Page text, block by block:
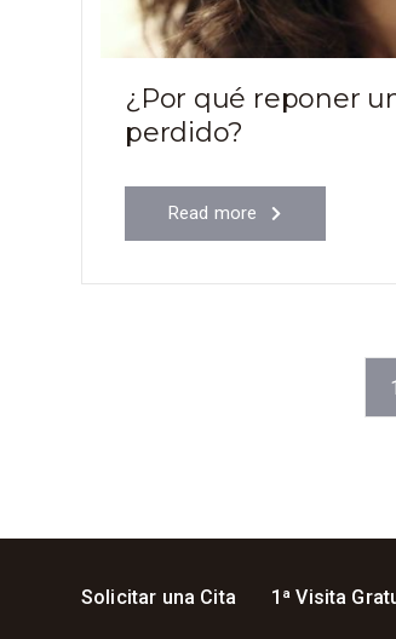
¿Por qué reponer
perdido?
Read more
1
Solicitar una Cita 1ª Visita